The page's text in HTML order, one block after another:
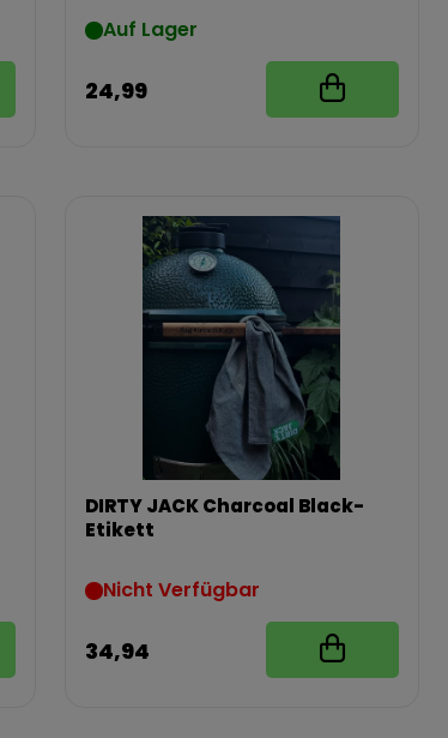
Auf Lager
24,99
DIRTY JACK Charcoal Black-
Etikett
Nicht Verfügbar
34,94